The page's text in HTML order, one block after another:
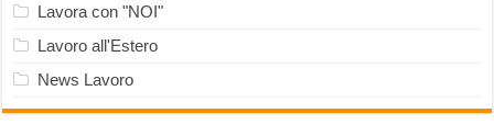
Lavora con "NOI"
Lavoro all'Estero
News Lavoro